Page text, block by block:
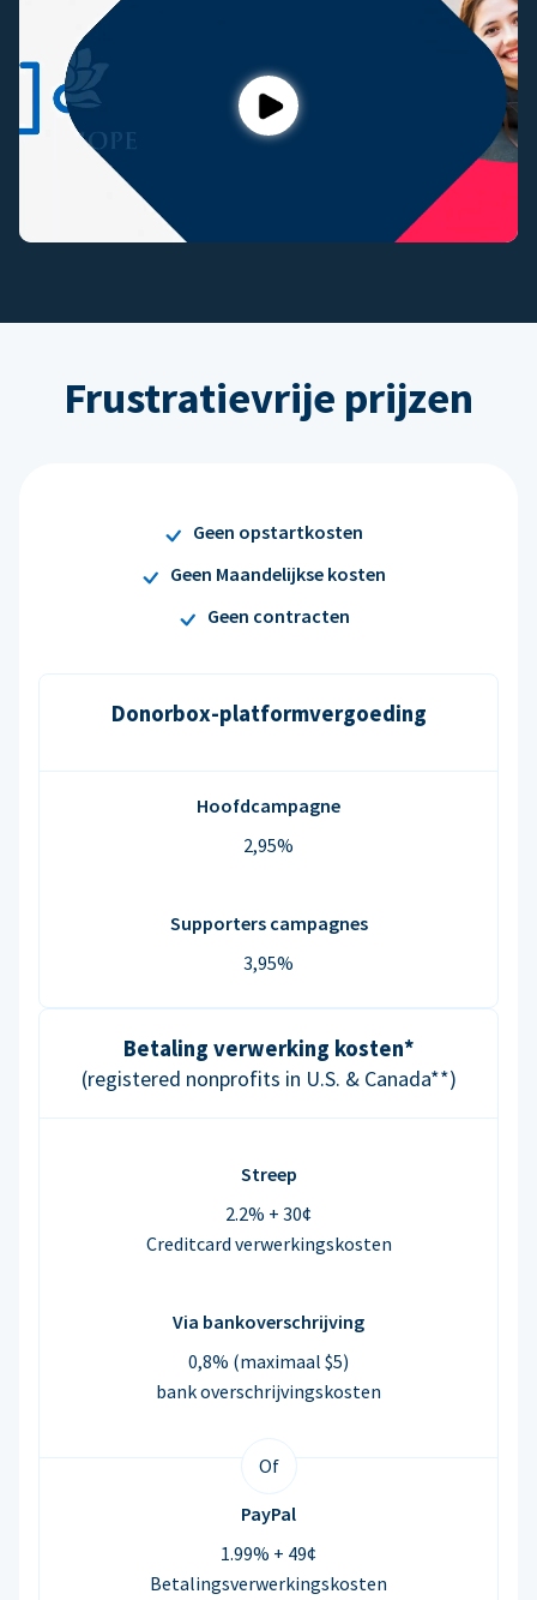
Play
Frustratievrije prijzen
Geen opstartkosten
Geen Maandelijkse kosten
Geen contracten
Donorbox-platformvergoeding
Hoofdcampagne
2,95%
Supporters campagnes
3,95%
Betaling verwerking kosten*
(registered nonprofits in U.S. & Canada**)
Streep
2.2% + 30¢
Creditcard verwerkingskosten
Via bankoverschrijving
0,8% (maximaal $5)
bank overschrijvingskosten
Of
PayPal
1.99% + 49¢
Betalingsverwerkingskosten